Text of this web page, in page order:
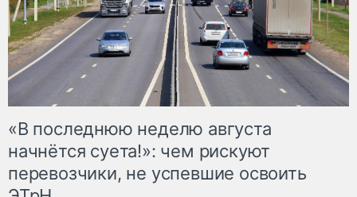
«В последнюю неделю августа
начнётся суета!»: чем рискуют
перевозчики, не успевшие освоить